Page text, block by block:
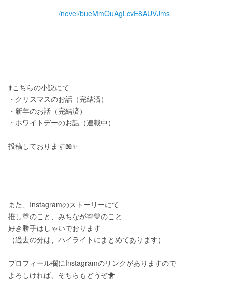
/novel/bueMmOuAgLcvE8AUVJms
⬆️こちらの小説にて
・クリスマスのお話（完結済）
・新年のお話（完結済）
・ホワイトデーのお話（連載中）
投稿しております📖✨
また、Instagramのストーリーにて
推し💛のこと、みちなが🩷💛のこと
好き勝手はしゃいでおります
（過去の分は、ハイライトにまとめてあります）
プロフィール欄にInstagramのリンクがありますので
よろしければ、そちらもどうぞ🐥